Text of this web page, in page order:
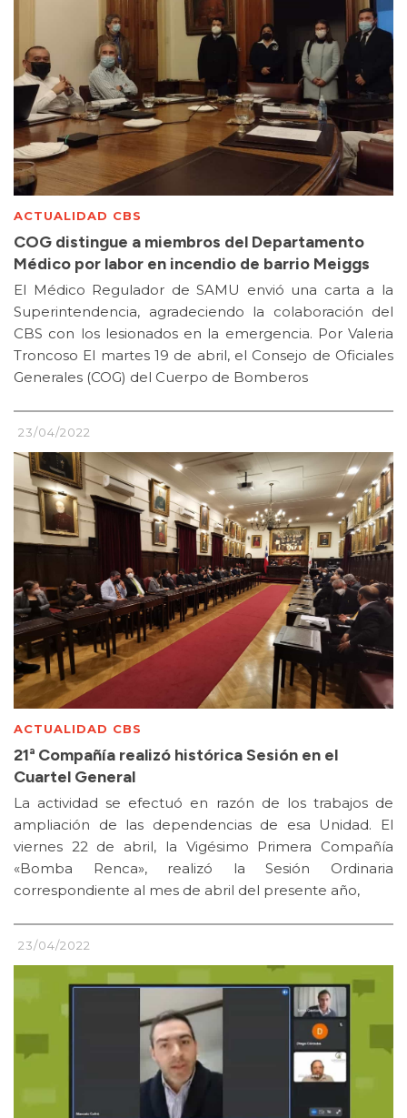
ACTUALIDAD CBS
COG distingue a miembros del Departamento
Médico por labor en incendio de barrio Meiggs
El Médico Regulador de SAMU envió una carta a la
Superintendencia, agradeciendo la colaboración del
CBS con los lesionados en la emergencia. Por Valeria
Troncoso El martes 19 de abril, el Consejo de Oficiales
Generales (COG) del Cuerpo de Bomberos
23/04/2022
ACTUALIDAD CBS
21ª Compañía realizó histórica Sesión en el
Cuartel General
La actividad se efectuó en razón de los trabajos de
ampliación de las dependencias de esa Unidad. El
viernes 22 de abril, la Vigésimo Primera Compañía
«Bomba Renca», realizó la Sesión Ordinaria
correspondiente al mes de abril del presente año,
23/04/2022